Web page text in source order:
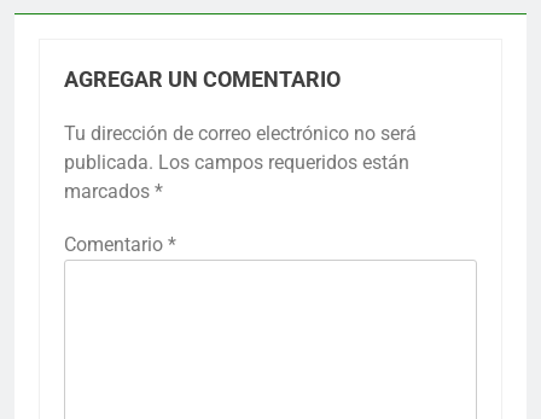
AGREGAR UN COMENTARIO
Tu dirección de correo electrónico no será
publicada. Los campos requeridos están
marcados *
Comentario *